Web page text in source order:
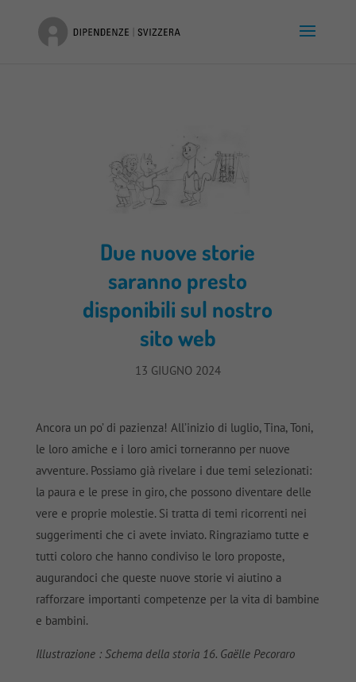
Due nuove storie
saranno presto
disponibili sul nostro
sito web
13 GIUGNO 2024
Ancora un po’ di pazienza! All’inizio di luglio, Tina, Toni,
le loro amiche e i loro amici torneranno per nuove
avventure. Possiamo già rivelare i due temi selezionati:
la paura e le prese in giro, che possono diventare delle
vere e proprie molestie. Si tratta di temi ricorrenti nei
suggerimenti che ci avete inviato. Ringraziamo tutte e
tutti coloro che hanno condiviso le loro proposte,
augurandoci che queste nuove storie vi aiutino a
rafforzare importanti competenze per la vita di bambine
e bambini.
Illustrazione : Schema della storia 16. Gaëlle Pecoraro